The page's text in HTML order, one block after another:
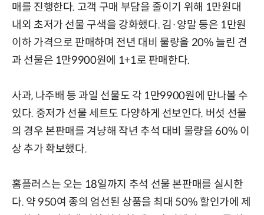
매를 진행한다. 고객 구매 부담을 줄이기 위해 1만원대
내외 초저가 선물 구색을 강화했다. 김·양말 등은 1만원
이하 가격으로 판매하며 전년 대비 물량을 20% 늘린 견
과 선물은 1만9900원에 1+1로 판매한다.
사과, 나주배 등 과일 선물도 각 1만9900원에 만나볼 수
있다. 중저가 선물 세트도 다양하게 선보인다. 버섯 선물
의 경우 본판매를 겨냥해 작년 추석 대비 물량을 60% 이
상 추가 확보했다.
홈플러스는 오는 18일까지 추석 선물 본판매를 실시한
다. 약 950여 종의 엄선된 상품을 최대 50% 할인가에 제